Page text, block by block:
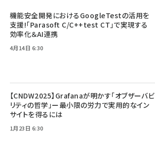
機能安全開発におけるGoogleTestの活用を
支援!「Parasoft C/C++test CT」で実現する
効率化＆AI連携
4月14日 6:30
【CNDW2025】Grafanaが明かす「オブザーバビ
リティの哲学」ー最小限の労力で実用的なイン
サイトを得るには
1月23日 6:30